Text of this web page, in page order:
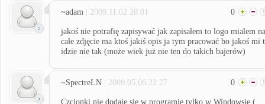
~adam | 2009.11.02 20:01 0
jakoś nie potrafię zapisywać jak zapisałem to logo mialem na
całe zdjęcie ma ktoś jakiś opis ja tym pracować bo jakoś mi
idzie nie tak (może wiek już nie ten do takich bajerów)
~SpectreLN | 2009.05.06 22:27 0
Czcionki nie dodaje się w programie tylko w Windowsie (